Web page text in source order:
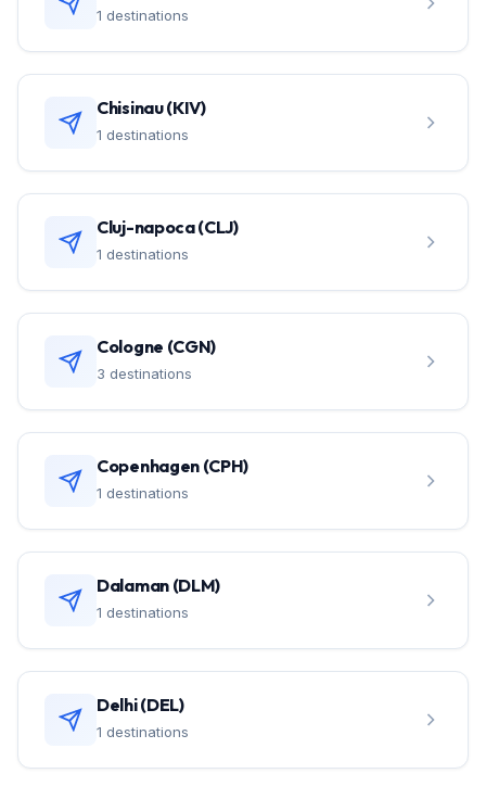
1 destinations
Chisinau (KIV)
1 destinations
Cluj-napoca (CLJ)
1 destinations
Cologne (CGN)
3 destinations
Copenhagen (CPH)
1 destinations
Dalaman (DLM)
1 destinations
Delhi (DEL)
1 destinations